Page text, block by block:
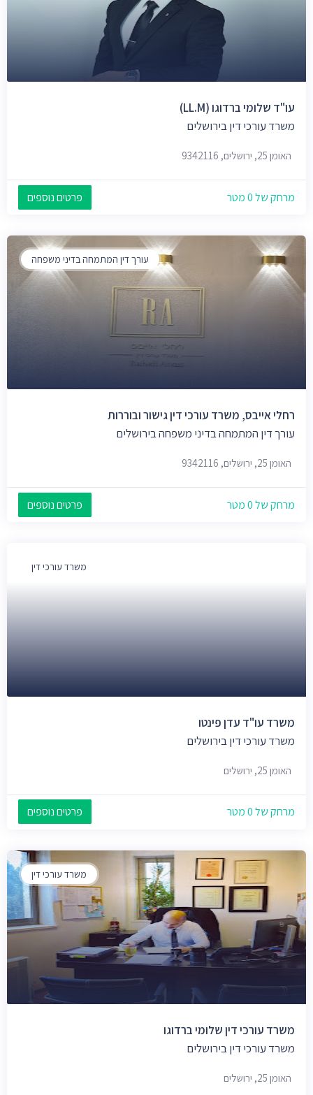
עו"ד שלומי ברדוגו (LL.M)
משרד עורכי דין בירושלים
האומן 25, ירושלים, 9342116
מרחק של 0 מטר פרטים נוספים
עורך דין המתמחה בדיני משפחה
רחלי אייבס, משרד עורכי דין גישור ובוררות
עורך דין המתמחה בדיני משפחה בירושלים
האומן 25, ירושלים, 9342116
מרחק של 0 מטר פרטים נוספים
משרד עורכי דין
משרד עו"ד עדן פינטו
משרד עורכי דין בירושלים
האומן 25, ירושלים
מרחק של 0 מטר פרטים נוספים
משרד עורכי דין
משרד עורכי דין שלומי ברדוגו
משרד עורכי דין בירושלים
האומן 25, ירושלים